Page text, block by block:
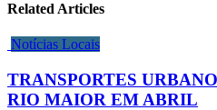
Related Articles
Notícias Locais
TRANSPORTES
RIO MAIOR EM ABRIL